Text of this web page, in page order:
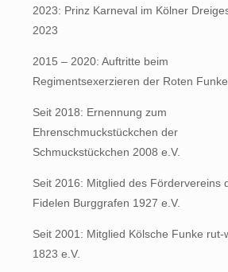
2023: Prinz Karneval im Kölner
2023
2015 – 2020: Auftritte beim
Regimentsexerzieren der Roten
Seit 2018: Ernennung zum
Ehrenschmuckstückchen der
Schmuckstückchen 2008 e.V.
Seit 2016: Mitglied des Fördervereins
Fidelen Burggrafen 1927 e.V.
Seit 2001: Mitglied Kölsche Funke rut-
1823 e.V.